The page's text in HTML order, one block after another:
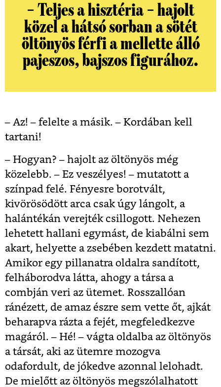
– Teljes a hisztéria – hajolt
közel a hátsó sorban a sötét
öltönyös férfi a mellette álló
pajeszos, bajszos figurához.
– Az! – felelte a másik. – Kordában kell
tartani!
– Hogyan? – hajolt az öltönyös még
közelebb. – Ez veszélyes! – mutatott a
színpad felé. Fényesre borotvált,
kivörösödött arca csak úgy lángolt, a
halántékán verejték csillogott. Nehezen
lehetett hallani egymást, de kiabálni sem
akart, helyette a zsebében kezdett matatni.
Amikor egy pillanatra oldalra sandított,
felháborodva látta, ahogy a társa a
combján veri az ütemet. Rosszallóan
ránézett, de amaz észre sem vette őt, ajkát
beharapva rázta a fejét, megfeledkezve
magáról. – Hé! – vágta oldalba az öltönyös
a társát, aki az ütemre mozogva
odafordult, de jókedve azonnal lelohadt.
De mielőtt az öltönyös megszólalhatott